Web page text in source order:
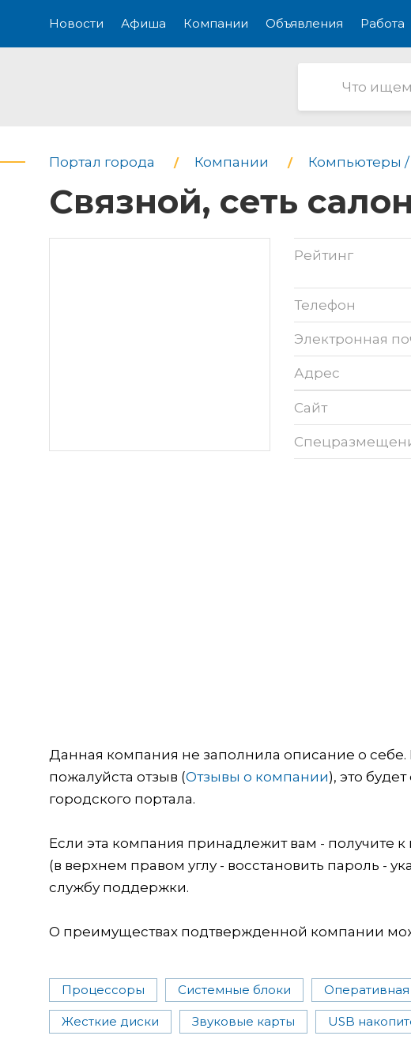
Новости Афиша Компании Объявления Работа
Портал города Компании Компьютеры /
Связной, сеть
Рейтинг
Телефон
Электронная
Адрес
Сайт
Данная компания не заполнила описание о себе.
пожалуйста отзыв (Отзывы о компании), это
городского портала.
Если эта компания принадлежит вам - получите
(в верхнем правом углу - восстановить пароль -
службу поддержки.
О преимуществах подтвержденной компании
Процессоры Системные блоки Оперативная
Жесткие диски Звуковые карты USB